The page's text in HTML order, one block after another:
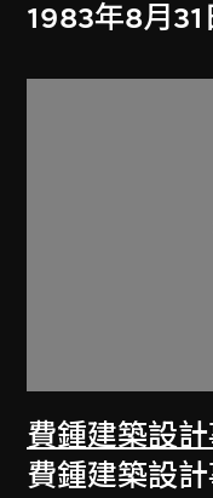
1983年8月31
費鍾建築設
費鍾建築設